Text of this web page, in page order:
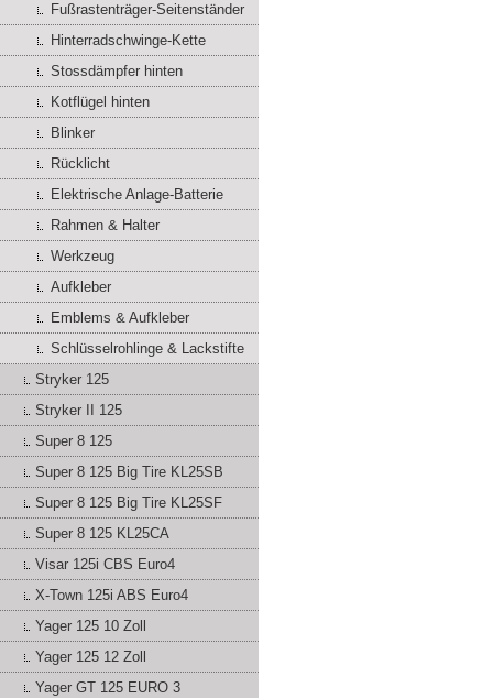
Fußrastenträger-Seitenständer
Hinterradschwinge-Kette
Stossdämpfer hinten
Kotflügel hinten
Blinker
Rücklicht
Elektrische Anlage-Batterie
Rahmen & Halter
Werkzeug
Aufkleber
Emblems & Aufkleber
Schlüsselrohlinge & Lackstifte
Stryker 125
Stryker II 125
Super 8 125
Super 8 125 Big Tire KL25SB
Super 8 125 Big Tire KL25SF
Super 8 125 KL25CA
Visar 125i CBS Euro4
X-Town 125i ABS Euro4
Yager 125 10 Zoll
Yager 125 12 Zoll
Yager GT 125 EURO 3